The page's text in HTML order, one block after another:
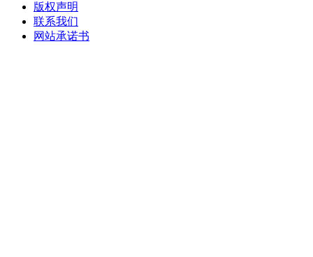
版权声明
联系我们
网站承诺书